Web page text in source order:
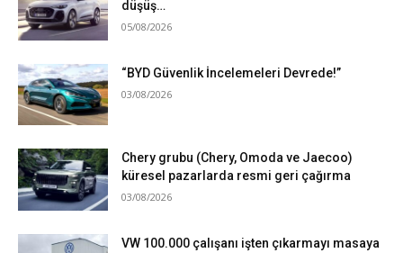
düşüş…
05/08/2026
“BYD Güvenlik İncelemeleri Devrede!”
03/08/2026
Chery grubu (Chery, Omoda ve Jaecoo)
küresel pazarlarda resmi geri çağırma
03/08/2026
VW 100.000 çalışanı işten çıkarmayı masaya